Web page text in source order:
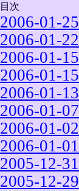
目次
2006-01-25
2006-01-22
2006-01-15
2006-01-15
2006-01-13
2006-01-07
2006-01-02
2006-01-01
2005-12-31
2005-12-29